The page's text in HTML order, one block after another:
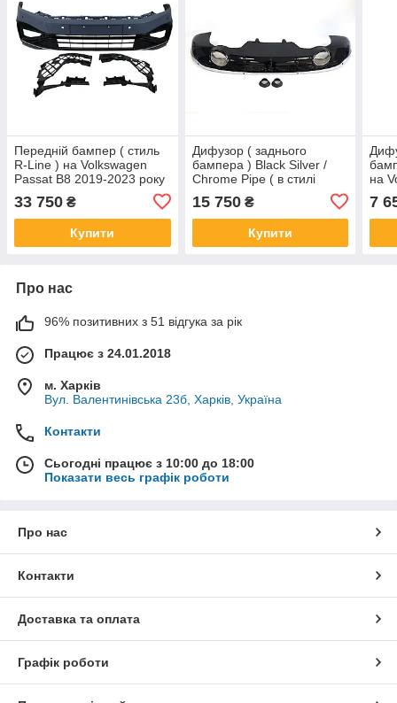
Передній бампер ( стиль
R-Line ) на Volkswagen
Passat B8 2019-2023 року
33 750 ₴
Купити
Дифузор ( заднього
бампера ) Black Silver /
Chrome Pipe ( в стилі
2012-2016 року
15 750₴
Купити
на
7
Про нас
96% позитивних з 51 відгука за рік
Працює з 24.01.2018
м. Харків
Вул. Валентинівська 23б, Харків, Україна
Контакти
Сьогодні працює з 10:00 до 18:00
Показати весь графік роботи
Про нас
Контакти
Доставка та оплата
Графік роботи